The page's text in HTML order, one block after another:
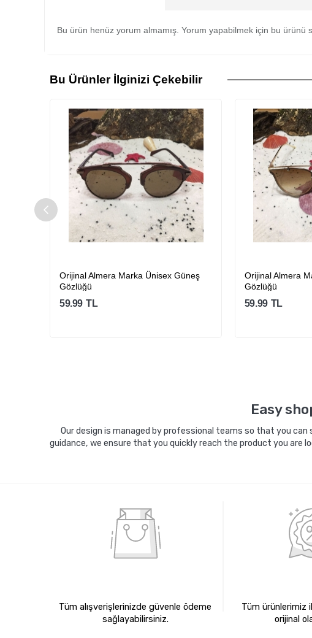
Bu ürün henüz yorum almamış. Yorum yapabilmek için bu ürünü
Bu Ürünler İlginizi Çekebilir
Orijinal Almera Marka Ünisex Güneş
Gözlüğü
59.99 TL
Orijinal Almera
Gözlüğü
59.99 TL
Easy
Our design is managed by professional teams so that you
guidance, we ensure that you quickly reach the product you are
Tüm alışverişlerinizde güvenle ödeme
sağlayabilirsiniz.
Tüm ürünlerimiz
orijinal